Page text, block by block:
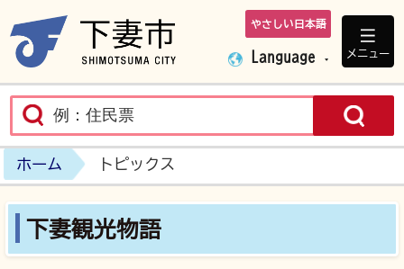
下妻市ホームペ
やさしい日本語
Language メニュー
ホーム トピックス
下妻観光物語